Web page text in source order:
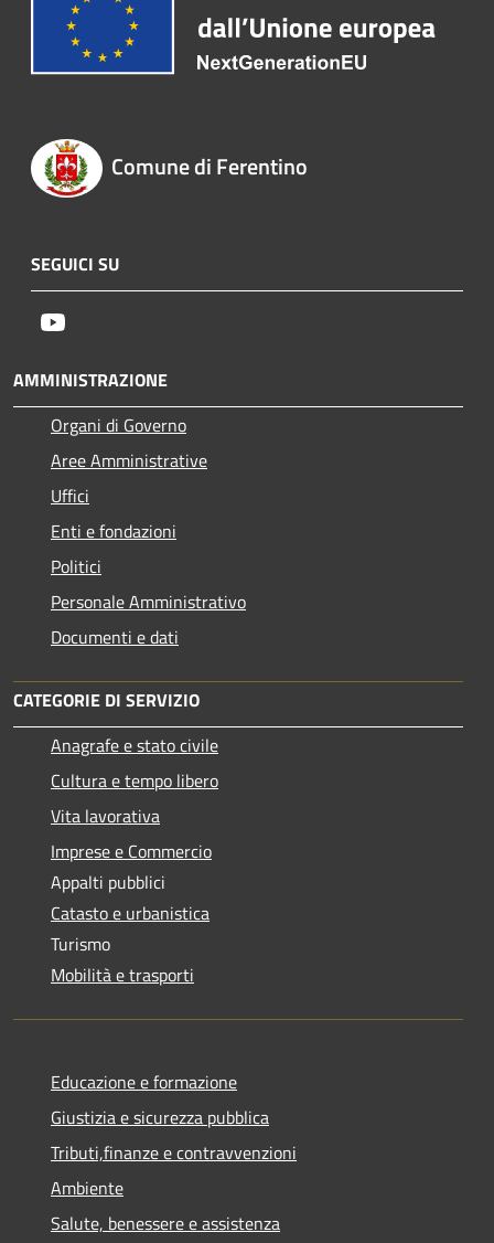
Comune di Ferentino
SEGUICI SU
AMMINISTRAZIONE
Organi di Governo
Aree Amministrative
Uffici
Enti e fondazioni
Politici
Personale Amministrativo
Documenti e dati
CATEGORIE DI SERVIZIO
Anagrafe e stato civile
Cultura e tempo libero
Vita lavorativa
Imprese e Commercio
Appalti pubblici
Catasto e urbanistica
Turismo
Mobilità e trasporti
Educazione e formazione
Giustizia e sicurezza pubblica
Tributi,finanze e contravvenzioni
Ambiente
Salute, benessere e assistenza